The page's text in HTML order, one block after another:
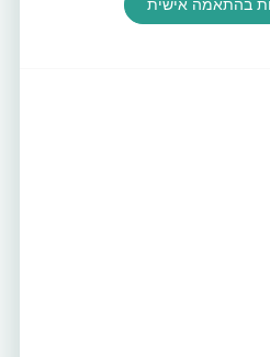
בהתאמה אישית